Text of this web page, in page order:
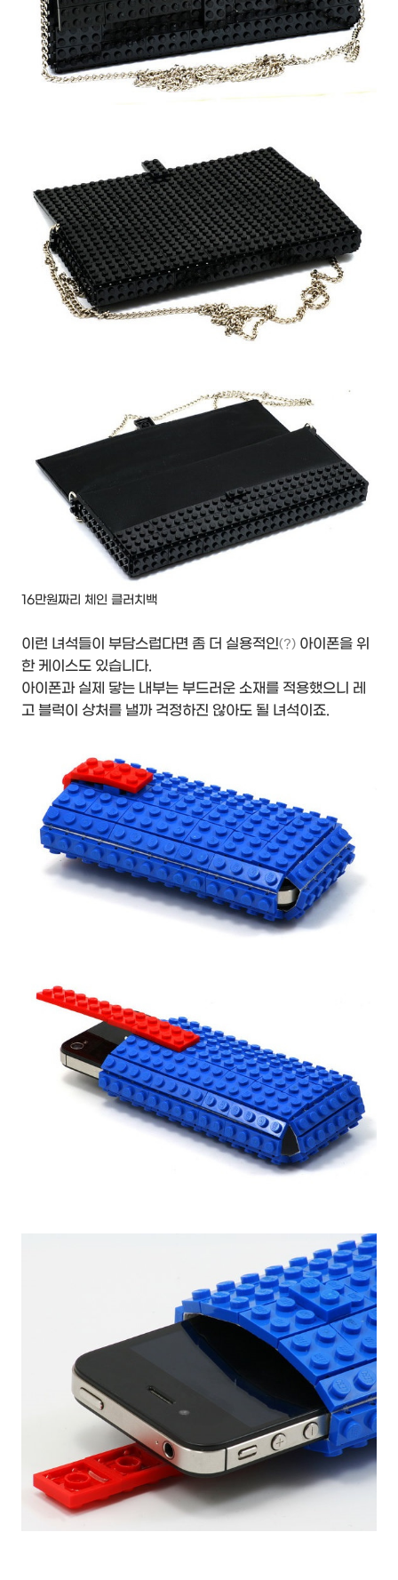
16만원짜리 체인 클러치백
이런 녀석들이 부담스럽다면 좀 더 실용적인(?) 아이폰을 위
한 케이스도 있습니다.
아이폰과 실제 닿는 내부는 부드러운 소재를 적용했으니 레
고 블럭이 상처를 낼까 걱정하진 않아도 될 녀석이죠.